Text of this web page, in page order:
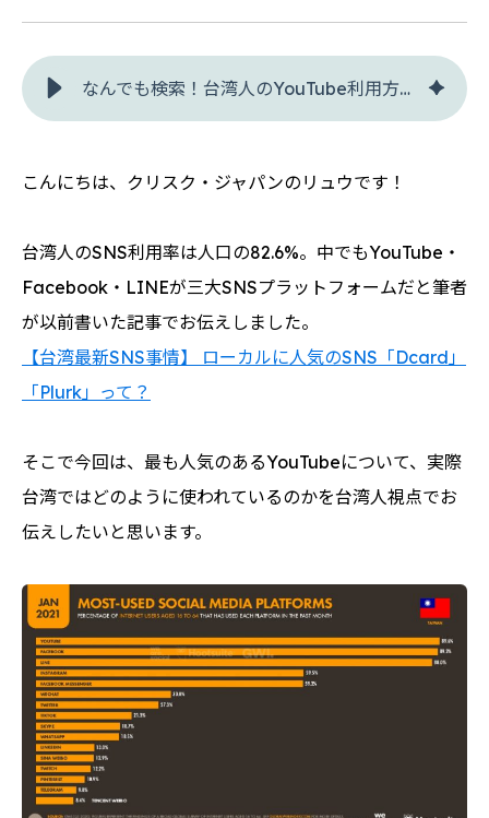
なんでも検索！台湾人のYouTube利用方法とテレビとの関係 - クリスク
こんにちは、クリスク・ジャパンのリュウです！
台湾人のSNS利用率は人口の82.6%。中でもYouTube・
Facebook・LINEが三大SNSプラットフォームだと筆者
が以前書いた記事でお伝えしました。
【台湾最新SNS事情】 ローカルに人気のSNS「Dcard」
「Plurk」って？
そこで今回は、最も人気のあるYouTubeについて、実際
台湾ではどのように使われているのかを台湾人視点でお
伝えしたいと思います。